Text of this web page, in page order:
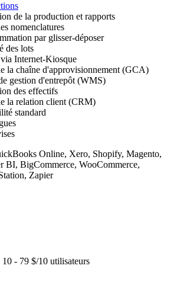
de la production et rapports
nomenclatures
par glisser-déposer
des lots
Internet-Kiosque
la chaîne d'approvisionnement (GCA)
gestion d'entrepôt (WMS)
des effectifs
la relation client (CRM)
standard
Online, Xero, Shopify, Magento,
BI, BigCommerce, WooCommerce,
Zapier
- 79 $/10 utilisateurs